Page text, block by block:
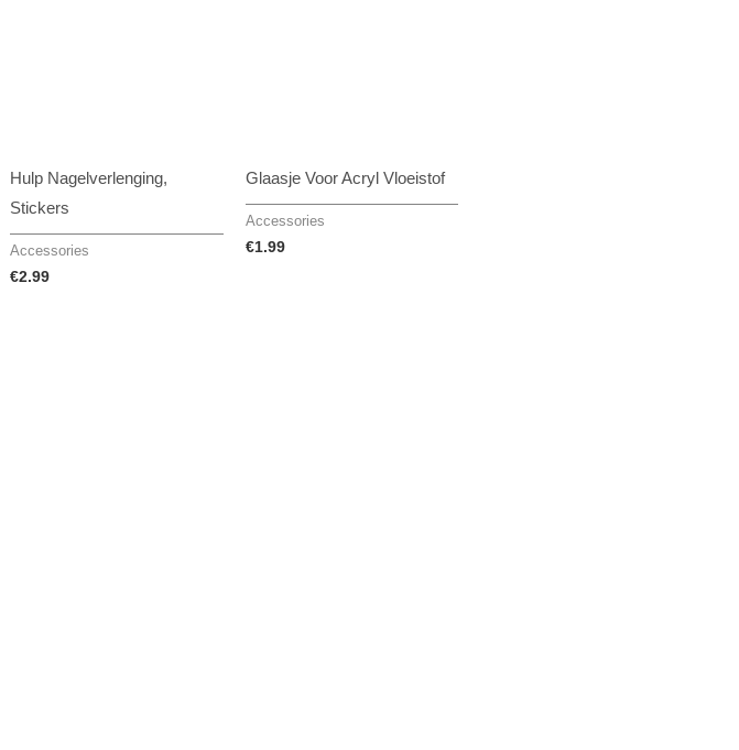
Hulp Nagelverlenging,
Stickers
Accessories
€2.99
Glaasje Voor Acryl Vloeistof
Accessories
€1.99